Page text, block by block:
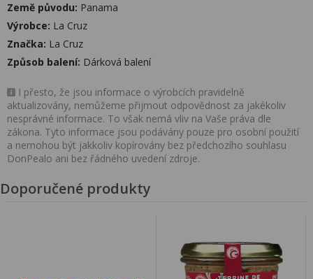
Země původu: Panama
Výrobce: La Cruz
Značka: La Cruz
Způsob balení: Dárková balení
I přesto, že jsou informace o výrobcích pravidelně
aktualizovány, nemůžeme přijmout odpovědnost za jakékoliv
nesprávné informace. To však nemá vliv na Vaše práva dle
zákona. Tyto informace jsou podávány pouze pro osobní použití
a nemohou být jakkoliv kopírovány bez předchozího souhlasu
DonPealo ani bez řádného uvedení zdroje.
Doporučené produkty